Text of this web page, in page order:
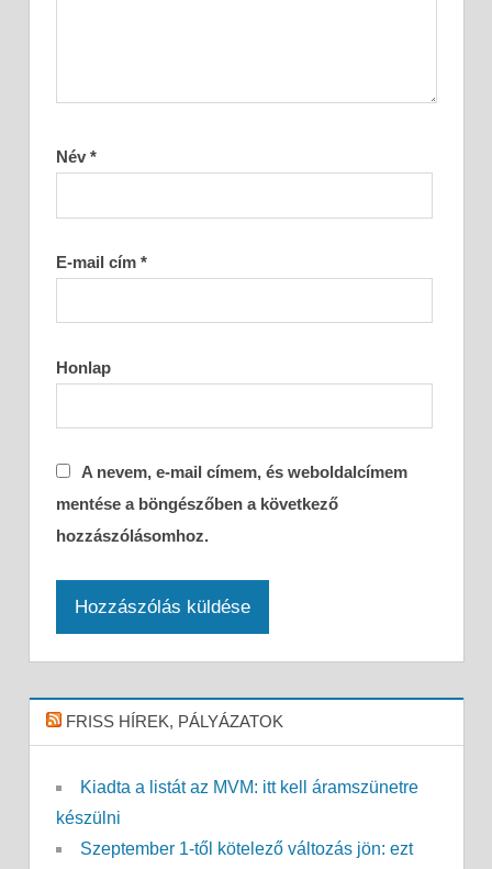
Név *
E-mail cím *
Honlap
A nevem, e-mail címem, és weboldalcímem
mentése a böngészőben a következő
hozzászólásomhoz.
FRISS HÍREK, PÁLYÁZATOK
Kiadta a listát az MVM: itt kell áramszünetre
készülni
Szeptember 1-től kötelező változás jön: ezt